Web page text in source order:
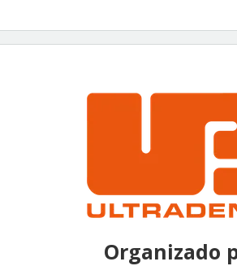
Organizado